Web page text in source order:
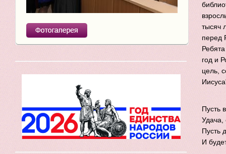
тысяч
перед
год и
цель,
Пусть
Удача,
Пусть
И